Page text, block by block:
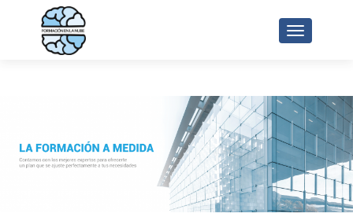
CAMBIAR